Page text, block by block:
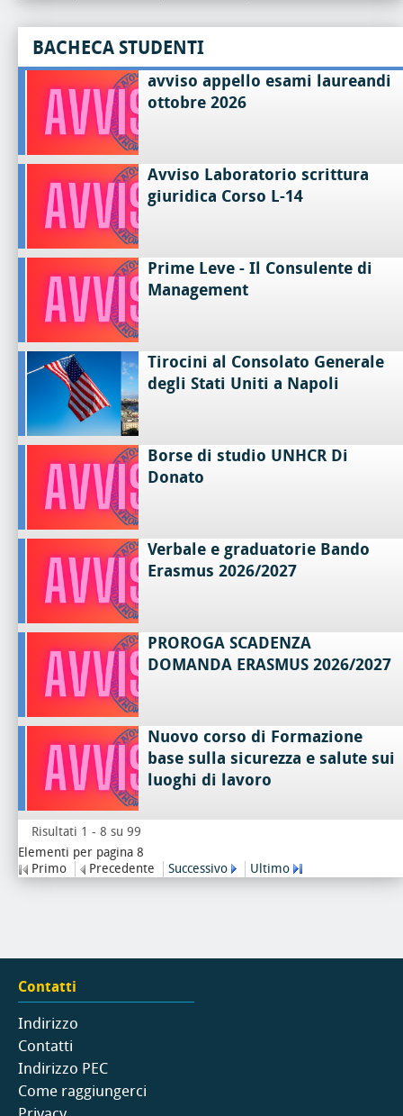
BACHECA STUDENTI
avviso appello esami laureandi
ottobre 2026
Avviso Laboratorio scrittura
giuridica Corso L-14
Prime Leve - Il Consulente di
Management
Tirocini al Consolato Generale
degli Stati Uniti a Napoli
Borse di studio UNHCR Di
Donato
Verbale e graduatorie Bando
Erasmus 2026/2027
PROROGA SCADENZA
DOMANDA ERASMUS 2026/2027
Nuovo corso di Formazione
base sulla sicurezza e salute sui
luoghi di lavoro
Risultati 1 - 8 su 99
Elementi per pagina 8
Primo
Precedente Successivo Ultimo
Contatti
Indirizzo
Contatti
Indirizzo PEC
Come raggiungerci